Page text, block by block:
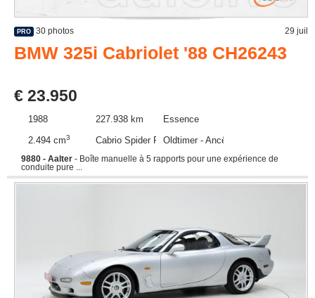
PRO 30 photos 29 juil
BMW 325i Cabriolet '88 CH26243
€ 23.950
1988 227.938 km
Essence
2.494 cm3 Cabrio Spider RoadsterOldtimer - Ancêtre
9880 - Aalter - Boîte manuelle à 5 rapports pour une expérience de
conduite pure ...